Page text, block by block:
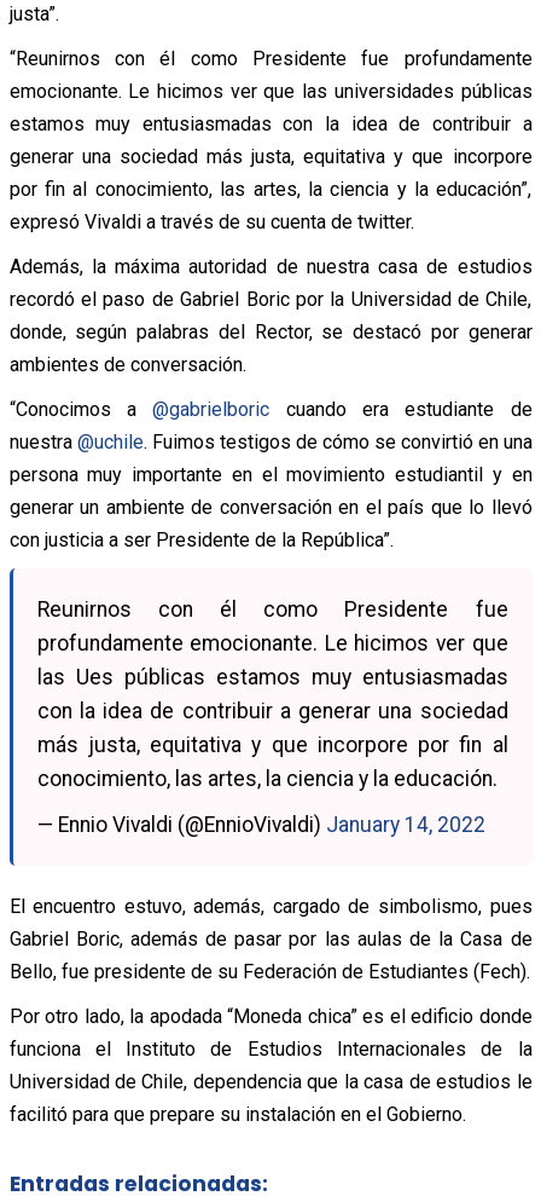
justa”.
“Reunirnos con él como Presidente fue profundamente
emocionante. Le hicimos ver que las universidades públicas
estamos muy entusiasmadas con la idea de contribuir a
generar una sociedad más justa, equitativa y que incorpore
por fin al conocimiento, las artes, la ciencia y la educación”,
expresó Vivaldi a través de su cuenta de twitter.
Además, la máxima autoridad de nuestra casa de estudios
recordó el paso de Gabriel Boric por la Universidad de Chile,
donde, según palabras del Rector, se destacó por generar
ambientes de conversación.
“Conocimos a@gabrielboric
cuando era estudiante de
nuestra @uchile. Fuimos testigos de cómo se convirtió en una
persona muy importante en el movimiento estudiantil y en
generar un ambiente de conversación en el país que lo llevó
con justicia a ser Presidente de la República”.
Reunirnos con él como Presidente fue
profundamente emocionante. Le hicimos ver que
las Ues públicas estamos muy entusiasmadas
con la idea de contribuir a generar una sociedad
más justa, equitativa y que incorpore por fin al
conocimiento, las artes, la ciencia y la educación.
— Ennio Vivaldi (@EnnioVivaldi) January 14, 2022
El encuentro estuvo, además, cargado de simbolismo, pues
Gabriel Boric, además de pasar por las aulas de la Casa de
Bello, fue presidente de su Federación de Estudiantes (Fech).
Por otro lado, la apodada “Moneda chica” es el edificio donde
funciona el Instituto de Estudios Internacionales de la
Universidad de Chile, dependencia que la casa de estudios le
facilitó para que prepare su instalación en el Gobierno.
Entradas relacionadas: